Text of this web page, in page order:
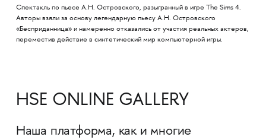
Спектакль по пьесе А.Н. Островского, разыгранный в игре The Sims 4.
Авторы взяли за основу легендарную пьесу А.Н. Островского
«Бесприданница» и намеренно отказались от участия реальных актеров,
переместив действие в синтетический мир компьютерной игры.
HSE ONLINE GALLERY
Наша платформа, как и многие